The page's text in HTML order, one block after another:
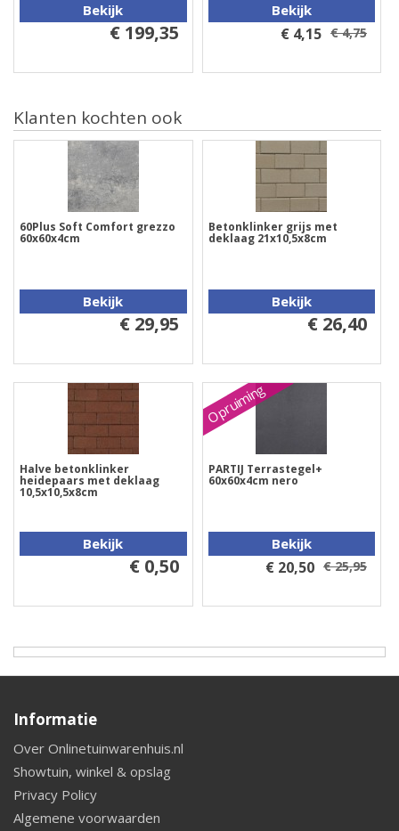
Bekijk
€ 199,35
Bekijk
€ 4,15 € 4,75
Klanten kochten ook
60Plus Soft Comfort grezzo
60x60x4cm
Bekijk
€ 29,95
Betonklinker grijs met
deklaag 21x10,5x8cm
Bekijk
€ 26,40
Halve betonklinker
heidepaars met deklaag
10,5x10,5x8cm
Bekijk
€ 0,50
Opruiming
PARTIJ Terrastegel+
60x60x4cm nero
Bekijk
€ 20,50 € 25,95
Informatie
Over Onlinetuinwarenhuis.nl
Showtuin, winkel & opslag
Privacy Policy
Algemene voorwaarden